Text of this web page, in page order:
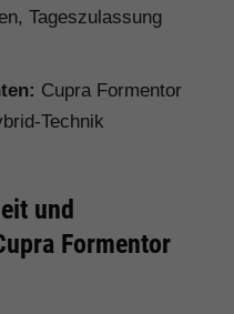
Tageszulassung
Cupra Formentor
Technik
und
Formentor